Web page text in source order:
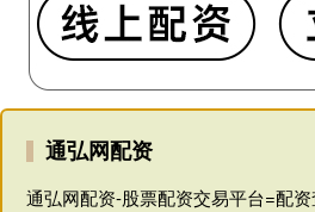
通弘网配资
通弘网配资-股票配资交易平台=配